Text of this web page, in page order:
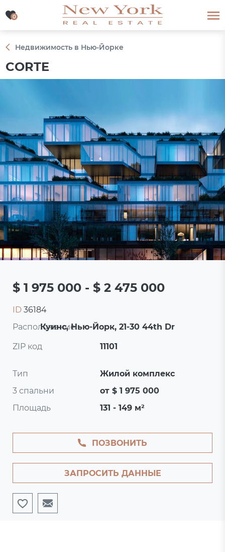
0
0
Недвижимость в Нью-Йорке
CORTE
$ 1 975 000 - $ 2 475 000
ID 36184
Расположение:
Куинс, Нью-Йорк, 21-30 44th Dr
ZIP код 11101
Тип
Жилой комплекс
3 спальни
от $ 1 975 000
Площадь
131 - 149 м²
ПОЗВОНИТЬ
ЗАПРОСИТЬ ДАННЫЕ